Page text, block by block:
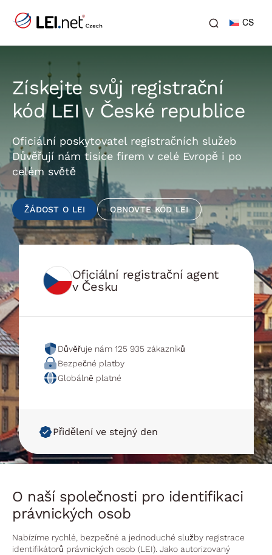
CS
Získejte svůj registrační
kód LEI v České republice
Oficiální poskytovatel registračních služeb
Důvěřují nám tisíce firem v celé Evropě i po
celém světě
ŽÁDOST O LEI OBNOVTE KÓD LEI
Oficiální registrační agent
v Česku
Důvěřuje nám 125 935 zákazníků
Bezpečné platby
Globálně platné
Přidělení ve stejný den
O naší společnosti pro identifikaci
právnických osob
Nabízíme rychlé, bezpečné a jednoduché služby registrace
identifikátorů právnických osob (LEI). Jako autorizovaný